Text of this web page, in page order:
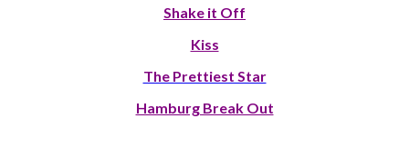
Shake it Off
Kiss
The Prettiest Star
Hamburg Break Out